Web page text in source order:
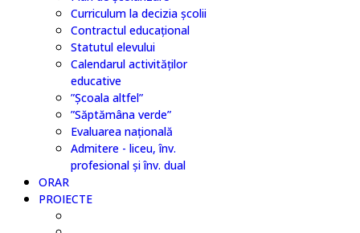
Curriculum la decizia școlii
Contractul educațional
Statutul elevului
Calendarul activităților
educative
”Școala altfel”
”Săptămâna verde”
Evaluarea națională
Admitere - liceu, înv.
profesional și înv. dual
ORAR
PROIECTE